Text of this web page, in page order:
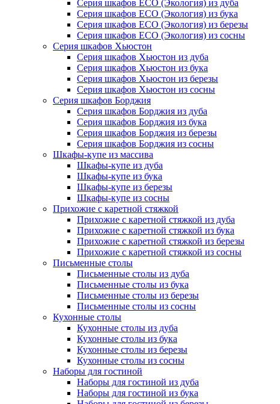
Серия шкафов ECO (Экология) из дуба
Серия шкафов ECO (Экология) из бука
Серия шкафов ECO (Экология) из березы
Серия шкафов ECO (Экология) из сосны
Серия шкафов Хьюстон
Серия шкафов Хьюстон из дуба
Серия шкафов Хьюстон из бука
Серия шкафов Хьюстон из березы
Серия шкафов Хьюстон из сосны
Серия шкафов Борджия
Серия шкафов Борджия из дуба
Серия шкафов Борджия из бука
Серия шкафов Борджия из березы
Серия шкафов Борджия из сосны
Шкафы-купе из массива
Шкафы-купе из дуба
Шкафы-купе из бука
Шкафы-купе из березы
Шкафы-купе из сосны
Прихожие с каретной стяжкой
Прихожие с каретной стяжкой из дуба
Прихожие с каретной стяжкой из бука
Прихожие с каретной стяжкой из березы
Прихожие с каретной стяжкой из сосны
Письменные столы
Письменные столы из дуба
Письменные столы из бука
Письменные столы из березы
Письменные столы из сосны
Кухонные столы
Кухонные столы из дуба
Кухонные столы из бука
Кухонные столы из березы
Кухонные столы из сосны
Наборы для гостиной
Наборы для гостиной из дуба
Наборы для гостиной из бука